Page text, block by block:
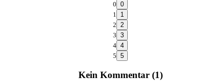
0
1
2
3
4
5
Kein Kommentar (1)